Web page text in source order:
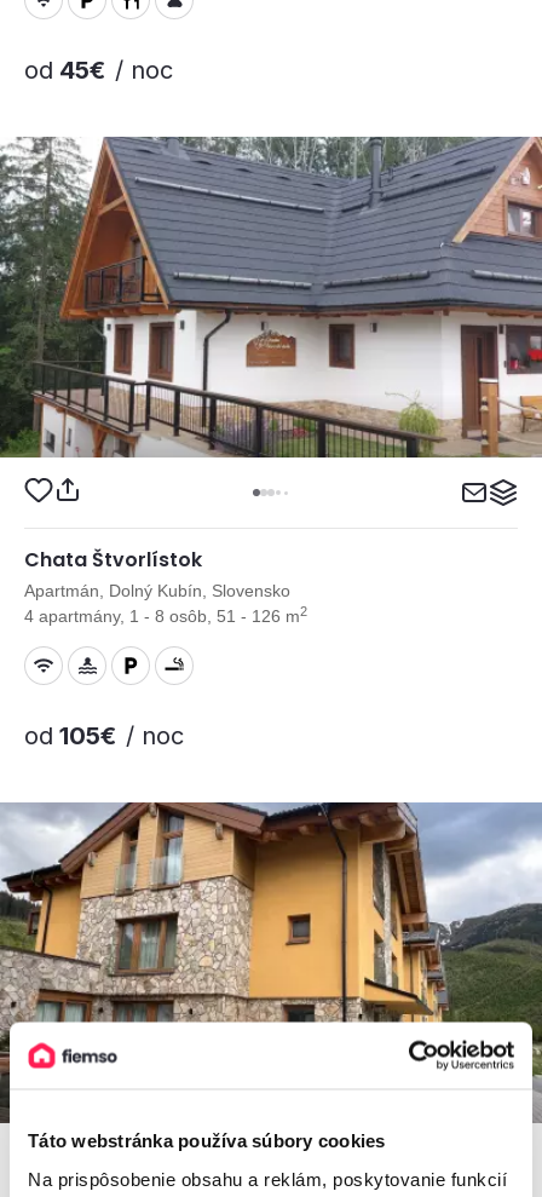
Táto webstránka používa súbory cookies
Na prispôsobenie obsahu a reklám, poskytovanie funkcií
od 45€ / noc
Chata Štvorlístok
Apartmán, Dolný Kubín, Slovensko
4 apartmány, 1 - 8 osôb, 51 - 126 m2
od 105€ / noc